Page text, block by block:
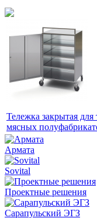
Тележка закрытая
мясных
Армата
Sovital
Проектные решения
Сарапульский ЭГЗ